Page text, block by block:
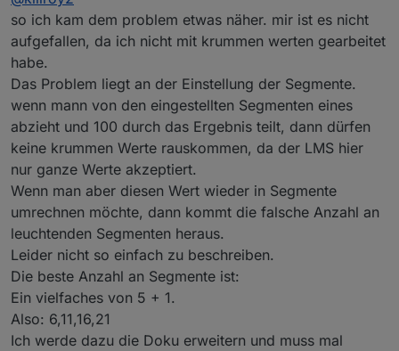
so ich kam dem problem etwas näher. mir ist es nicht
aufgefallen, da ich nicht mit krummen werten gearbeitet
habe.
Das Problem liegt an der Einstellung der Segmente.
wenn mann von den eingestellten Segmenten eines
abzieht und 100 durch das Ergebnis teilt, dann dürfen
keine krummen Werte rauskommen, da der LMS hier
nur ganze Werte akzeptiert.
Wenn man aber diesen Wert wieder in Segmente
umrechnen möchte, dann kommt die falsche Anzahl an
leuchtenden Segmenten heraus.
Leider nicht so einfach zu beschreiben.
Die beste Anzahl an Segmente ist:
Ein vielfaches von 5 + 1.
Also: 6,11,16,21
Ich werde dazu die Doku erweitern und muss mal